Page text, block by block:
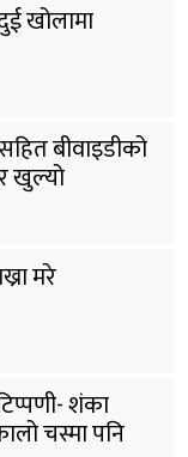
खोलामा
बीवाइडीको
खुल्यो
मरे
शंका
चस्मा पनि